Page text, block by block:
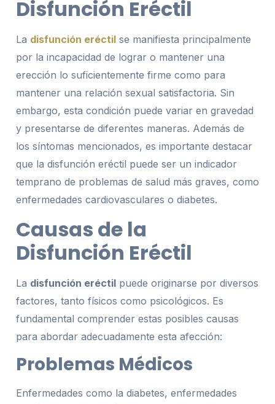
Disfunción Eréctil
La disfunción eréctil se manifiesta principalmente
por la incapacidad de lograr o mantener una
erección lo suficientemente firme como para
mantener una relación sexual satisfactoria. Sin
embargo, esta condición puede variar en gravedad
y presentarse de diferentes maneras. Además de
los síntomas mencionados, es importante destacar
que la disfunción eréctil puede ser un indicador
temprano de problemas de salud más graves, como
enfermedades cardiovasculares o diabetes.
Causas de la
Disfunción Eréctil
La disfunción eréctil puede originarse por diversos
factores, tanto físicos como psicológicos. Es
fundamental comprender estas posibles causas
para abordar adecuadamente esta afección:
Problemas Médicos
Enfermedades como la diabetes, enfermedades